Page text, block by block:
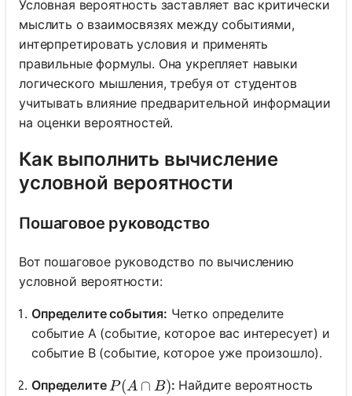
Условная вероятность заставляет вас критически
мыслить о взаимосвязях между событиями,
интерпретировать условия и применять
правильные формулы. Она укрепляет навыки
логического мышления, требуя от студентов
учитывать влияние предварительной информации
на оценки вероятностей.
Как выполнить вычисление
условной вероятности
Пошаговое руководство
Вот пошаговое руководство по вычислению
условной вероятности:
Определите события: Четко определите
событие A (событие, которое вас интересует) и
событие B (событие, которое уже произошло).
ОпределитеP(A \cap B)
P(A ∩ B): Найдите вероятность